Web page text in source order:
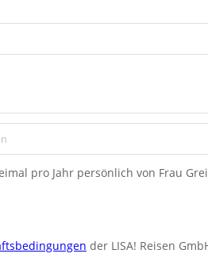
pro Jahr persönlich von Frau
der LISA! Reisen